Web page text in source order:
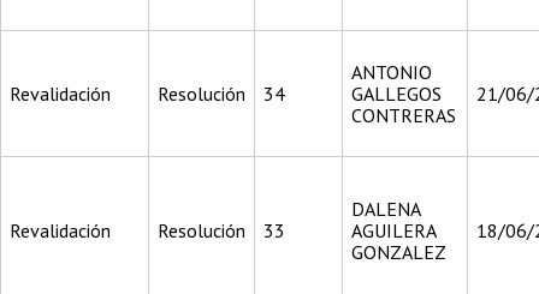
Revalidación Resolución 34
ANTONIO
GALLEGOS
CONTRERAS
21/06/
Revalidación Resolución 33
DALENA
AGUILERA
GONZALEZ
18/06/